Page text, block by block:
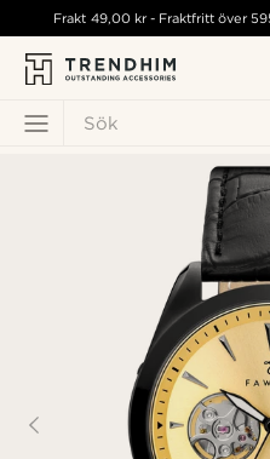
Sök
Frakt 49,00 kr- Fraktfritt över